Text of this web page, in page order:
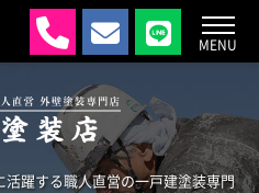
MENU
躍する職人直営の一戸建塗装専門